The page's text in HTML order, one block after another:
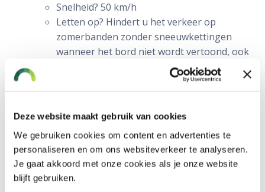
Deze website maakt gebruik van cookies
We gebruiken cookies om content en advertenties te
personaliseren en om ons websiteverkeer te analyseren.
Je gaat akkoord met onze cookies als je onze website
blijft gebruiken.
Snelheid? 50 km/h
Letten op? Hindert u het verkeer op
zomerbanden zonder sneeuwkettingen
wanneer het bord niet wordt vertoond, ook
dan kunt u een boete krijgen. Kunststof
sneeuwkettingen worden afgeraden.
Wanneer? Toegestaan van 1 november tot
30 april. Verboden op autosnelwegen en
bepaalde autowegen, maar toegestaan in de
San Bernardino-tunnel en de St. Gotthard-
tunnel.
Waar? Op alle banden